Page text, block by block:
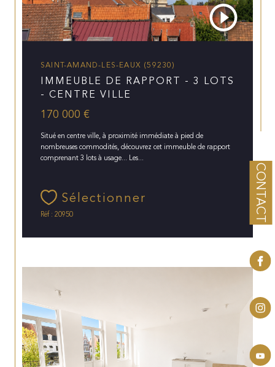
CONTACT
SAINT-AMAND-LES-EAUX (59230)
IMMEUBLE DE RAPPORT - 3 LOTS
- CENTRE VILLE
170 000 €
Situé en centre ville, à proximité immédiate à pied de
nombreuses commodités, découvrez cet immeuble de rapport
comprenant 3 lots à usage... Les...
Sélectionner
Réf : 20950